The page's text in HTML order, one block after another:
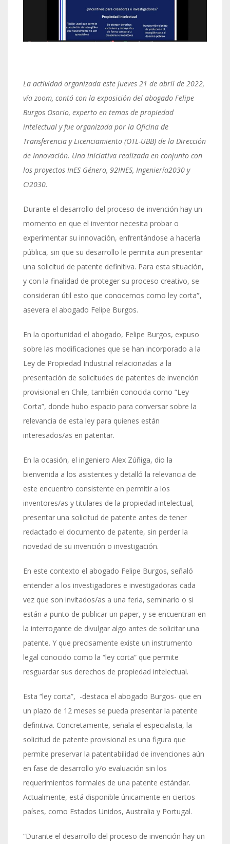
La actividad organizada este jueves 21 de abril de 2022,
vía zoom, contó con la exposición del abogado Felipe
Burgos Osorio, experto en temas de propiedad
intelectual y fue organizada por la Oficina de
Transferencia y Licenciamiento (OTL-UBB) de la Dirección
de Innovación. Una iniciativa realizada en conjunto con
los proyectos InES Género, 92INES, Ingeniería2030 y
Ci2030.
Durante el desarrollo del proceso de invención hay un
momento en que el inventor necesita probar o
experimentar su innovación, enfrentándose a hacerla
pública, sin que su desarrollo le permita aun presentar
una solicitud de patente definitiva. Para esta situación,
y con la finalidad de proteger su proceso creativo, se
consideran útil esto que conocemos como ley corta”,
asevera el abogado Felipe Burgos.
En la oportunidad el abogado, Felipe Burgos, expuso
sobre las modificaciones que se han incorporado a la
Ley de Propiedad Industrial relacionadas a la
presentación de solicitudes de patentes de invención
provisional en Chile, también conocida como “Ley
Corta”, donde hubo espacio para conversar sobre la
relevancia de esta ley para quienes están
interesados/as en patentar.
En la ocasión, el ingeniero Alex Zúñiga, dio la
bienvenida a los asistentes y detalló la relevancia de
este encuentro consistente en permitir a los
inventores/as y titulares de la propiedad intelectual,
presentar una solicitud de patente antes de tener
redactado el documento de patente, sin perder la
novedad de su invención o investigación.
En este contexto el abogado Felipe Burgos, señaló
entender a los investigadores e investigadoras cada
vez que son invitados/as a una feria, seminario o si
están a punto de publicar un paper, y se encuentran en
la interrogante de divulgar algo antes de solicitar una
patente. Y que precisamente existe un instrumento
legal conocido como la “ley corta” que permite
resguardar sus derechos de propiedad intelectual.
Esta “ley corta”, -destaca el abogado Burgos- que en
un plazo de 12 meses se pueda presentar la patente
definitiva. Concretamente, señala el especialista, la
solicitud de patente provisional es una figura que
permite preservar la patentabilidad de invenciones aún
en fase de desarrollo y/o evaluación sin los
requerimientos formales de una patente estándar.
Actualmente, está disponible únicamente en ciertos
países, como Estados Unidos, Australia y Portugal.
“Durante el desarrollo del proceso de invención hay un